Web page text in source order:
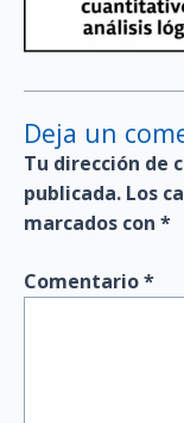
Deja un
Tu dirección de
publicada. Los
marcados con *
Comentario*